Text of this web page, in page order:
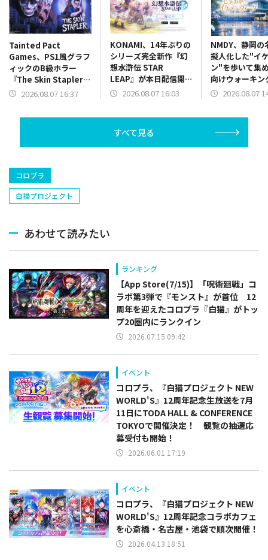
Tainted Pact
Games、PS1風グラフ
ィックのB級ホラー
『The Skin Stapler』
を配信開始！
2026.08.07 16:37
KONAMI、14年ぶりの
シリーズ完全新作『幻
想水滸伝 STAR
LEAP』が本日配信開
始…近日実装予定の初
2026.08.07 16:03
NMDY、静岡の
擬人化した"イ
ン"を歩いて集
向けウォーキン
リ「しずおかイ
2026.08.07
すべて見る
コロプラ
白猫プロジェクト
あわせて読みたい
ランキング
【App Store(7/15)】「呪術廻戦」コ
ラボ第3弾で『モンスト』が首位 12
周年を迎えたコロプラ『白猫』がトッ
プ20圏内にランクイン
2026.07.15 09:42
イベント
コロプラ、『白猫プロジェクト NEW
WORLD'S』12周年記念生放送を7月
11日にTODA HALL & CONFERENCE
TOKYOで開催決定！ 観覧の抽選応
募受付も開始！
2026.06.01 17:19
イベント
コロプラ、『白猫プロジェクト NEW
WORLD'S』12周年記念コラボカフェ
を心斎橋・名古屋・池袋で順次開催！
2026.04.13 18:51